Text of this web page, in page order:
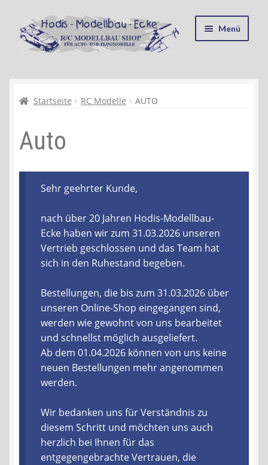
Zur
Navigation
springen
Zum
Inhalt
springen
Menü
Kasse
Mein Konto
Shop
Warenkorb
Ablauf einer Bestellung
Liefer- und Versandkosten
Zahlungsarten
Lieferzeit & Verfügbarkeit
Gutschein
Batterien- und Akku Verordnung
Elektro- und Elektronikgeräte Verordnung
Startseite RC Modelle AUTO
Auto
Sehr geehrter Kunde,
nach über 20 Jahren Hodis-Modellbau-
Ecke haben wir zum 31.03.2026 unseren
Vertrieb geschlossen und das Team hat
sich in den Ruhestand begeben.
Bestellungen, die bis zum 31.03.2026 über
unseren Online-Shop eingegangen sind,
werden wie gewohnt von uns bearbeitet
und schnellst möglich ausgeliefert.
Ab dem 01.04.2026 können von uns keine
neuen Bestellungen mehr angenommen
werden.
Wir bedanken uns für Verständnis zu
diesem Schritt und möchten uns auch
herzlich bei Ihnen für das
entgegengebrachte Vertrauen, die